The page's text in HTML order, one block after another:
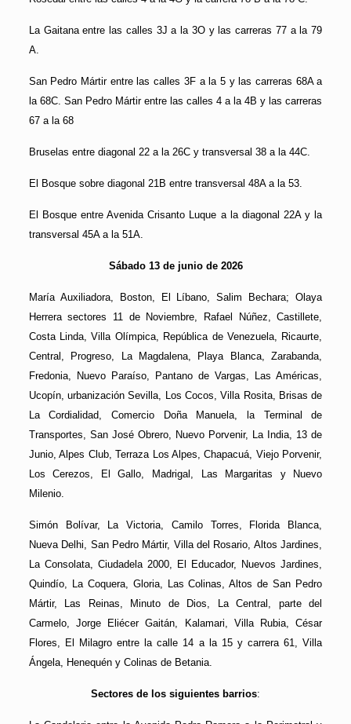
La Gaitana entre las calles 3J a la 3O y las carreras 77 a la 79
A.
San Pedro Mártir entre las calles 3F a la 5 y las carreras 68A a
la 68C. San Pedro Mártir entre las calles 4 a la 4B y las carreras
67 a la 68
Bruselas entre diagonal 22 a la 26C y transversal 38 a la 44C.
El Bosque sobre diagonal 21B entre transversal 48A a la 53.
El Bosque entre Avenida Crisanto Luque a la diagonal 22A y la
transversal 45A a la 51A.
Sábado 13 de junio de 2026
María Auxiliadora, Boston, El Líbano, Salim Bechara; Olaya
Herrera sectores 11 de Noviembre, Rafael Núñez, Castillete,
Costa Linda, Villa Olímpica, República de Venezuela, Ricaurte,
Central, Progreso, La Magdalena, Playa Blanca, Zarabanda,
Fredonia, Nuevo Paraíso, Pantano de Vargas, Las Américas,
Ucopín, urbanización Sevilla, Los Cocos, Villa Rosita, Brisas de
La Cordialidad, Comercio Doña Manuela, la Terminal de
Transportes, San José Obrero, Nuevo Porvenir, La India, 13 de
Junio, Alpes Club, Terraza Los Alpes, Chapacuá, Viejo Porvenir,
Los Cerezos, El Gallo, Madrigal, Las Margaritas y Nuevo
Milenio.
Simón Bolívar, La Victoria, Camilo Torres, Florida Blanca,
Nueva Delhi, San Pedro Mártir, Villa del Rosario, Altos Jardines,
La Consolata, Ciudadela 2000, El Educador, Nuevos Jardines,
Quindío, La Coquera, Gloria, Las Colinas, Altos de San Pedro
Mártir, Las Reinas, Minuto de Dios, La Central, parte del
Carmelo, Jorge Eliécer Gaitán, Kalamari, Villa Rubia, César
Flores, El Milagro entre la calle 14 a la 15 y carrera 61, Villa
Ángela, Henequén y Colinas de Betania.
Sectores de los siguientes barrios: